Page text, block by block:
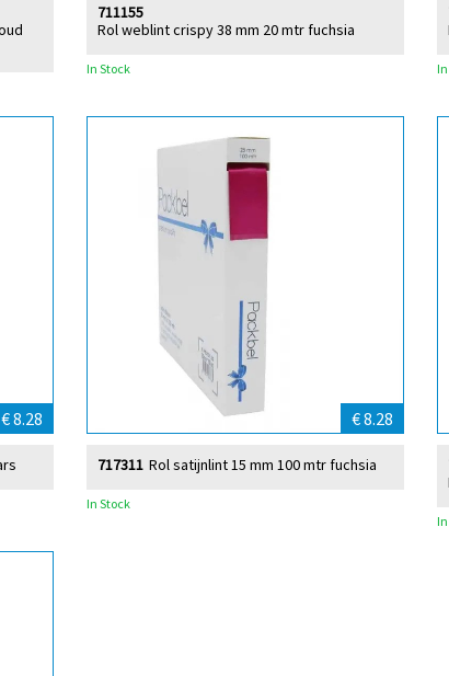
Rol weblint crispy 38 mm 20 mtr fuchsia
711155
In Stock
€ 8.28 € 8.28
Rol satijnlint 15 mm 100 mtr fuchsia
717311
In Stock